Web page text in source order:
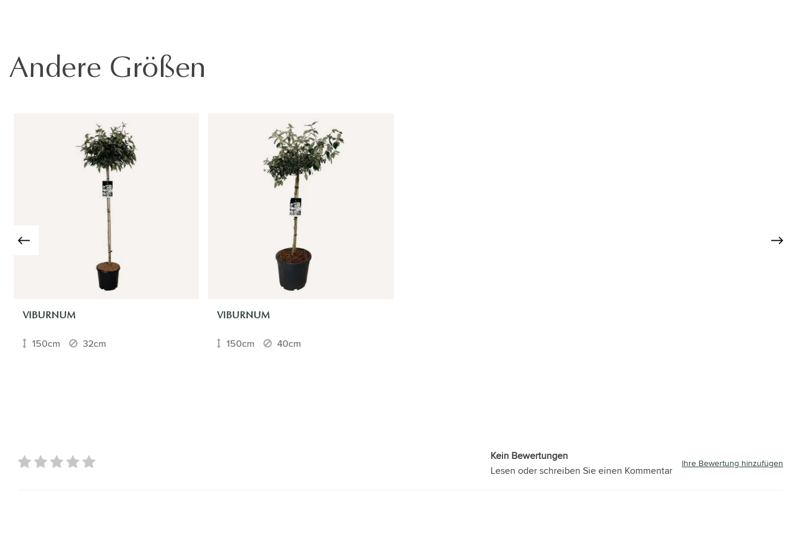
Andere Größen
VIBURNUM
150cm 32cm
VIBURNUM
150cm 40cm
Kein Bewertungen
Lesen oder schreiben Sie einen Kommentar
Ihre Bewertung hinzufügen